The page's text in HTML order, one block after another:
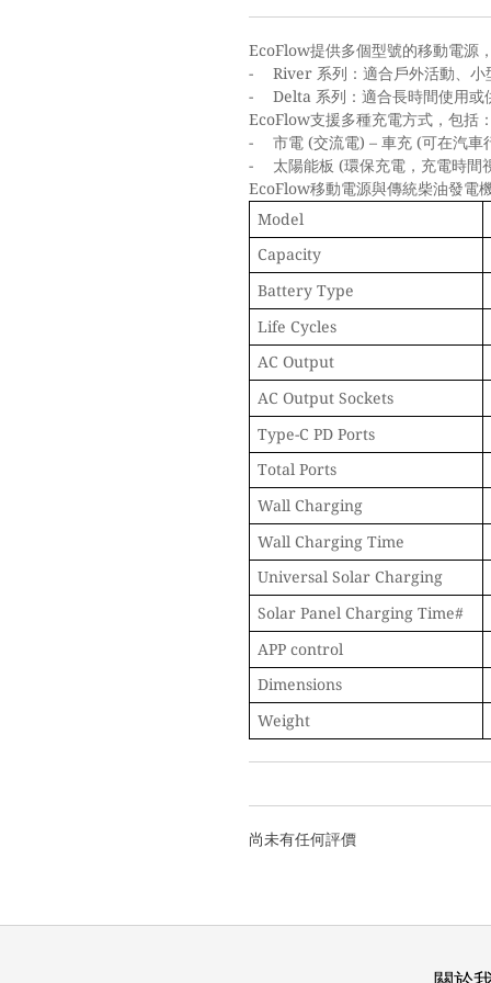
EcoFlow提供多個型號的移動電源
- River 系列：適合戶外活動、小
- Delta 系列：適合長時間使用或
EcoFlow支援多種充電方式，包括
- 市電 (交流電) – 車充 (可在汽車
- 太陽能板 (環保充電，充電時間
EcoFlow移動電源與傳統柴油發電
Model
Capacity
Battery Type
Life Cycles
AC Output
AC Output Sockets
Type-C PD Ports
Total Ports
Wall Charging
Wall Charging Time
Universal Solar Charging
Solar Panel Charging Time#
APP control
Dimensions
Weight
尚未有任何評價